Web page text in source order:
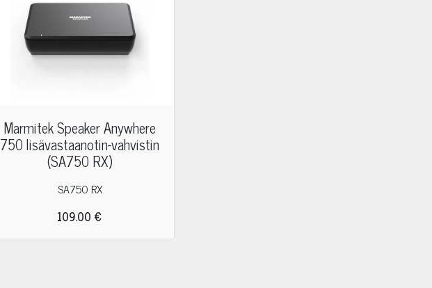
Marmitek Speaker Anywhere
750 lisävastaanotin-vahvistin
(SA750 RX)
SA750 RX
109.00 €